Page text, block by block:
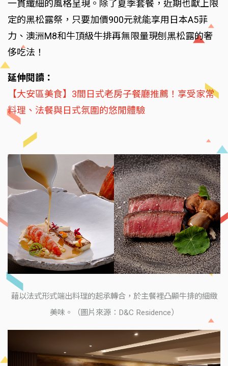
一貫纖細的風格呈現。除了夏季套餐，近期也獻上限
定的黑松露祭，只要加價900元就能享用日本A5菲
力、澳洲M8和牛頂級牛排再無限量現刨黑松露的奢
侈吃法！
延伸閱讀：
【大安區美食】3間日式老房子餐廳推薦！享受家常
料理、法餐與日式氛圍的悠閒體驗
藉以法式形式端出料理的起承轉合，於主餐裡凸顯牛排的細緻
美味。（圖片來源：D&C Residence）